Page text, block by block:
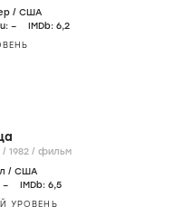
/ США
– IMDb: 6,2
One from the Heart / 1982 / фильм
/ США
– IMDb: 6,5
УРОВЕНЬ